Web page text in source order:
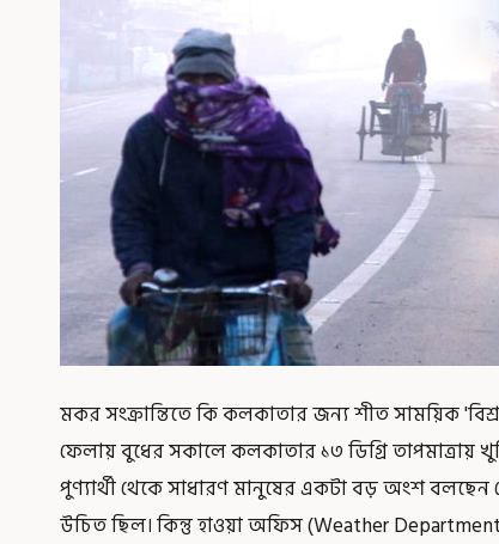
মকর সংক্রান্তিতে কি কলকাতার জন্য শীত সাময়িক
ফেলায় বুধের সকালে কলকাতার ১৩ ডিগ্রি তাপমাত্রায়
পুণ্যার্থী থেকে সাধারণ মানুষের একটা বড় অংশ
উচিত ছিল। কিন্তু হাওয়া অফিস (Weather